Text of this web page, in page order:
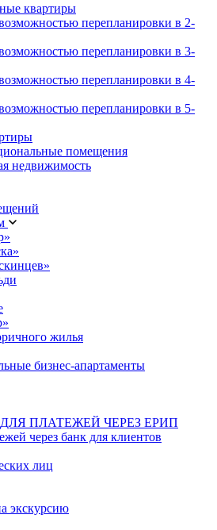
квартиры
перепланировки в 2-
перепланировки в 3-
перепланировки в 4-
перепланировки в 5-
помещения
недвижимость
жилья
бизнес-апартаменты
ПЛАТЕЖЕЙ ЧЕРЕЗ ЕРИП
через банк для клиентов
лиц
экскурсию